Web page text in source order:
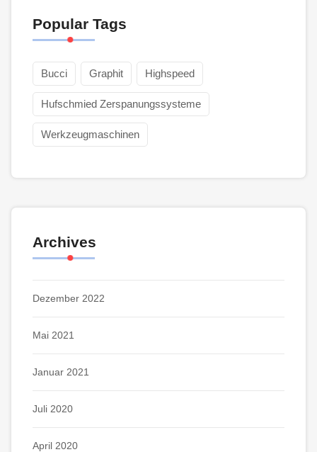
Popular Tags
Bucci Graphit Highspeed
Hufschmied Zerspanungssysteme
Werkzeugmaschinen
Archives
Dezember 2022
Mai 2021
Januar 2021
Juli 2020
April 2020